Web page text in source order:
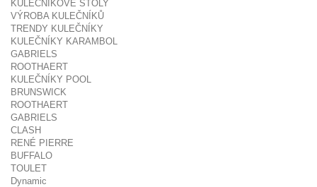
KULEČNÍKOVÉ STOLY
VÝROBA KULEČNÍKŮ
TRENDY KULEČNÍKY
KULEČNÍKY KARAMBOL
GABRIELS
ROOTHAERT
KULEČNÍKY POOL
BRUNSWICK
ROOTHAERT
GABRIELS
CLASH
RENÉ PIERRE
BUFFALO
TOULET
Dynamic